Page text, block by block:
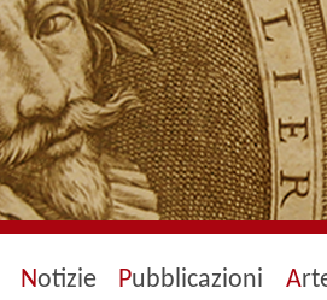
Notizie Pubblicazioni A